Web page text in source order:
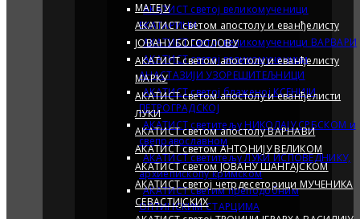
АКАТИСТ светој великомученици
ЕКАТАРИНИ
АКАТИСТ светој великомученици ВАРВАРИ
АКАТИСТ светој великомученици
АНАСТАЗИЈИ УЗОРЕШИТЕЉНИЦИ
АКАТИСТ светој блаженој КСЕНИЈИ
ПЕТРОГРАДСКОЈ
АКАТИСТ светитељу НИКОЛАЈУ СРБСКОМ и
свеправославном
АКАТИСТ светитељу ЛУКИ ИСПОВЕДНИКУ,
архиепископу кримском
АКАТИСТ светим преподобним
ОПТИНСКИМ СТАРЦИМА
МАТЕЈУ
АКАТИСТ светом апостолу и еванђелисту
ЈОВАНУ БОГОСЛОВУ
АКАТИСТ светом апостолу и еванђелисту
MАРКУ
АКАТИСТ светом апостолу и еванђелисти
ЛУКИ
АКАТИСТ светом апостолу ВАРНАВИ
АКАТИСТ светом АНТОНИЈУ ВЕЛИКОМ
АКАТИСТ светом JОВАНУ ШАНГАЈСКОМ
АКАТИСТ светој четрдесеторици МУЧЕНИКА
СЕВАСТИЈСКИХ